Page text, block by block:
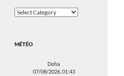
Categories
MÉTÉO
Doha
07/08/2026, 01:43